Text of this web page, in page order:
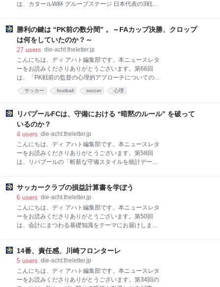
は、カタールW杯 グループステージ 日本代表の3戦目
官は何を仕掛けたのでしょうか？ぜひお楽しみくださ
い！ また、購読登録いただきますとディ アハトの新着
記事を毎回メールにてお送りいたします。ご登録は無
料で、ディ アハト編集部以外からのメールが届くこと
はございません。新着記事や限定コンテンツを見逃さ
ないよう、ぜひ下記ボタンよりご登録いただけると幸
勝利の鍵は “PK前の数分間” 。～FAカップ決勝、クロップ
は何をしていたのか？～
27 users die-acht.theletter.jp
こんにちは、ディ アハト編集部です。本ニュースレタ
ーをお読みくださりありがとうございます。第66回
は、「PK戦前の監督の心理的アプローチについての分
析」の翻訳記事をお届けします。ぜひお楽しみくださ
い！ また、購読登録いただきますとディ アハトの新着
料で、ディ アハト編集部以外からのメールが届くこと
はございません。新着記事や限定コンテンツを見逃さ
ないよう、ぜひ下記ボタンよりご登録いただけると幸
サッカー football soccer 心理
リバプールFCは、守備における “暗黙のルール” を破って
いるのか？
4 users die-acht.theletter.jp
こんにちは、ディ アハト編集部です。本ニュースレタ
ーをお読みくださりありがとうございます。第58回
は、リバプールの「斬新な守備スタイルを統計データ
つつあります。その発達に伴って、攻撃側のチームの
シュートを打つ位置の解析が進んでいるのは周知の事
実。一方、データ活用に定評のあるリバプールでは、
「2年連続でミドルシュートのブロック数がリーグで
最下位」という興味深いデータも出ています。このデ
サッカークラブの損益計算書を学ぼう
6 users die-acht.theletter.jp
こんにちは、ディ アハト編集部です。本ニュースレタ
ーをお読みくださりありがとうございます。第50回
は、会計にまつわる基礎知識をテーマにお届けしま
ェスター・ユナイテッドを例に、損益計算書の見方や
ポイントをチェックしていきましょう！ また、購読登
録いただきますとディ アハトの新着記事を毎回メール
にてお送りいたします。ご登録は無料で、ディ アハト
14番、責任感、川崎フロンターレ
5 users die-acht.theletter.jp
こんにちは、ディ アハト編集部です。本ニュースレタ
ーをお読みくださりありがとうございます。第34回の